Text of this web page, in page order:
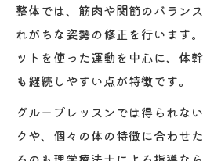
整体では、筋肉や関節のバラン
れがちな姿勢の修正を行います
ットを使った運動を中心に、体
も継続しやすい点が特徴です。
グループレッスンでは得られな
クや、個々の体の特徴に合わせ